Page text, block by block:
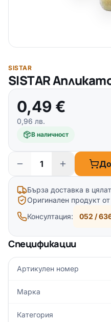
SISTAR
SISTAR
0,49 €
0,96 лв.
В наличност
Бърза доставка в
Оригинален продукт
Консултация:
052 /
Спецификации
Артикулен номер
Марка
Категория